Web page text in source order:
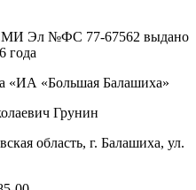
СМИ Эл №ФС ‎77-67562 выдано
года
«ИА «Большая Балашиха»
Грунин
область, г. Балашиха, ул.